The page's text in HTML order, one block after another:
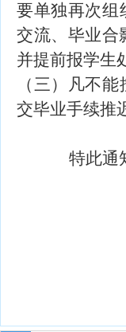
要单独再次组
交流、毕业合
并提前报学生
（三）凡不
交毕业手续推
特此通知